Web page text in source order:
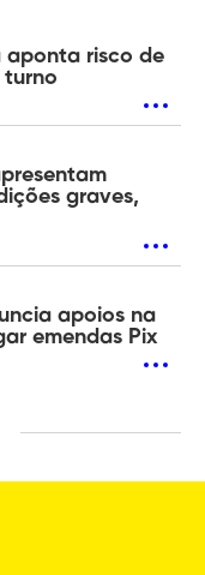
aponta risco de
turno
graves,
apoios na
emendas Pix